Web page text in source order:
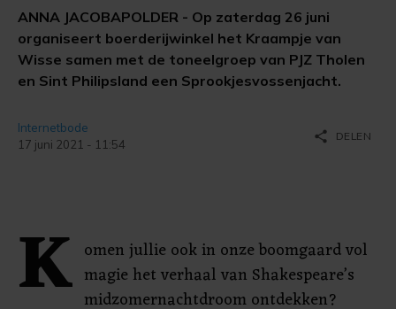
ANNA JACOBAPOLDER - Op zaterdag 26 juni
organiseert boerderijwinkel het Kraampje van
Wisse samen met de toneelgroep van PJZ Tholen
en Sint Philipsland een Sprookjesvossenjacht.
Internetbode
17 juni 2021 - 11:54
share DELEN
K omen jullie ook in onze boomgaard vol
magie het verhaal van Shakespeare’s
midzomernachtdroom ontdekken?